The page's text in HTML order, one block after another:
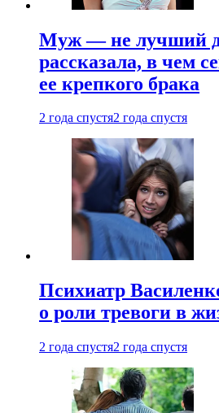
Муж — не лучший
рассказала, в чем
ее крепкого брака
2 года спустя2 года спустя
Психиатр
о роли тревоги в
2 года спустя2 года спустя